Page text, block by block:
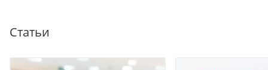
Статьи